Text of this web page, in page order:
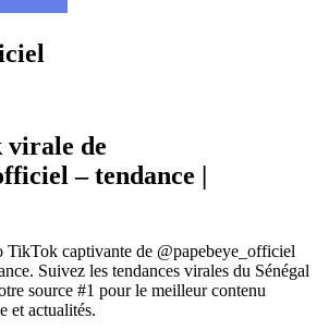
virale de
– tendance |
TikTok captivante de @papebeye_officiel
Suivez les tendances virales du Sénégal
source #1 pour le meilleur contenu
et actualités.